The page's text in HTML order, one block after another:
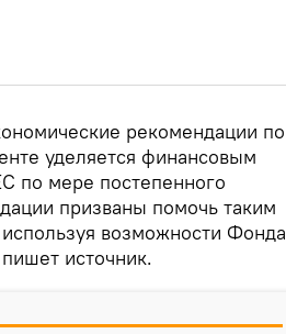
рекомендации по
уделяется финансовым
по мере постепенного
призваны помочь таким
возможности Фонда
источник.